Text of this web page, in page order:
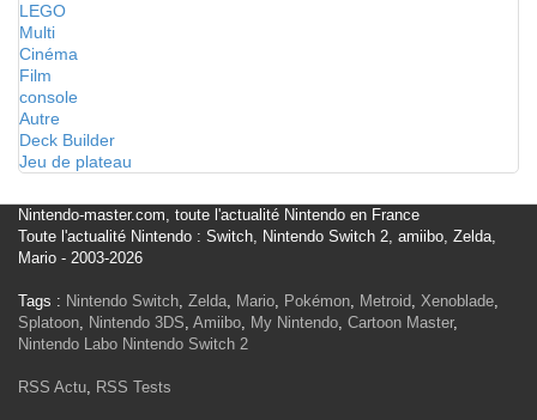
LEGO
Multi
Cinéma
Film
console
Autre
Deck Builder
Jeu de plateau
Nintendo-master.com, toute l'actualité Nintendo en France
Toute l'actualité Nintendo : Switch, Nintendo Switch 2, amiibo, Zelda,
Mario - 2003-2026
Tags : Nintendo Switch, Zelda, Mario, Pokémon, Metroid, Xenoblade,
Splatoon, Nintendo 3DS, Amiibo, My Nintendo, Cartoon Master,
Nintendo Labo Nintendo Switch 2
RSS Actu, RSS Tests